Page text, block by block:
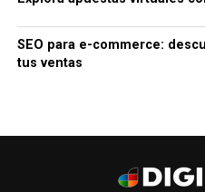
SEO para e-commerce:
tus ventas